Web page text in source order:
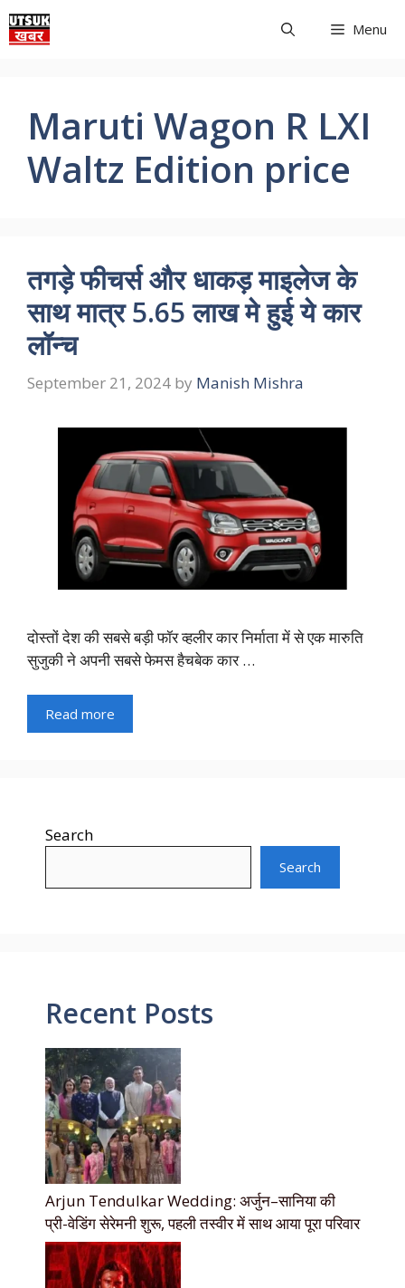
Skip
to
Menu
Maruti Wagon R LXI
Waltz Edition price
तगड़े फीचर्स और धाकड़ माइलेज के
साथ मात्र 5.65 लाख मे हुई ये कार
लॉन्च
September 21, 2024 by Manish Mishra
दोस्तों देश की सबसे बड़ी फॉर व्हलीर कार निर्माता में से एक मारुति
सुजुकी ने अपनी सबसे फेमस हैचबेक कार …
Read more
Search
Search
Recent Posts
Arjun Tendulkar Wedding: अर्जुन–सानिया की
प्री-वेडिंग सेरेमनी शुरू, पहली तस्वीर में साथ आया पूरा परिवार